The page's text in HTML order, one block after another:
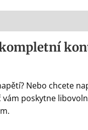
Nebo chcete
poskytne